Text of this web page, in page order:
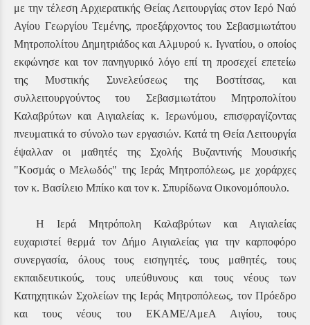
με την τέλεση Αρχιερατικής Θείας Λειτουργίας στον Ιερό Ναό
Αγίου Γεωργίου Τεμένης, προεξάρχοντος του Σεβασμιωτάτου
Μητροπολίτου Δημητριάδος και Αλμυρού κ. Ιγνατίου, ο οποίος
εκφώνησε και τον πανηγυρικό λόγο επί τη προσεχεί επετείω
της Μυστικής Συνελεύσεως της Βοστίτσας, και
συλλειτουργούντος του Σεβασμιωτάτου Μητροπολίτου
Καλαβρύτων και Αιγιαλείας κ. Ιερωνύμου, επισφραγίζοντας
πνευματικά το σύνολο των εργασιών. Κατά τη Θεία Λειτουργία
έψαλλαν οι μαθητές της Σχολής Βυζαντινής Μουσικής
"Κοσμάς ο Μελωδός" της Ιεράς Μητροπόλεως, με χοράρχες
τον κ. Βασίλειο Μπίκο και τον κ. Σπυρίδωνα Οικονομόπουλο.
Η Ιερά Μητρόπολη Καλαβρύτων και Αιγιαλείας
ευχαριστεί θερμά τον Δήμο Αιγιαλείας για την καρποφόρο
συνεργασία, όλους τους εισηγητές, τους μαθητές, τους
εκπαιδευτικούς, τους υπεύθυνους και τους νέους των
Κατηχητικών Σχολείων της Ιεράς Μητροπόλεως, τον Πρόεδρο
και τους νέους του ΕΚΑΜΕ/ΑμεΑ Αιγίου, τους